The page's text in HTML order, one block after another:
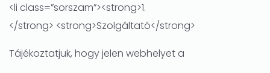
<li class=”sorszam”><strong>1.
</strong> <strong>Szolgáltató</strong>
Tájékoztatjuk, hogy jelen webhelyet a